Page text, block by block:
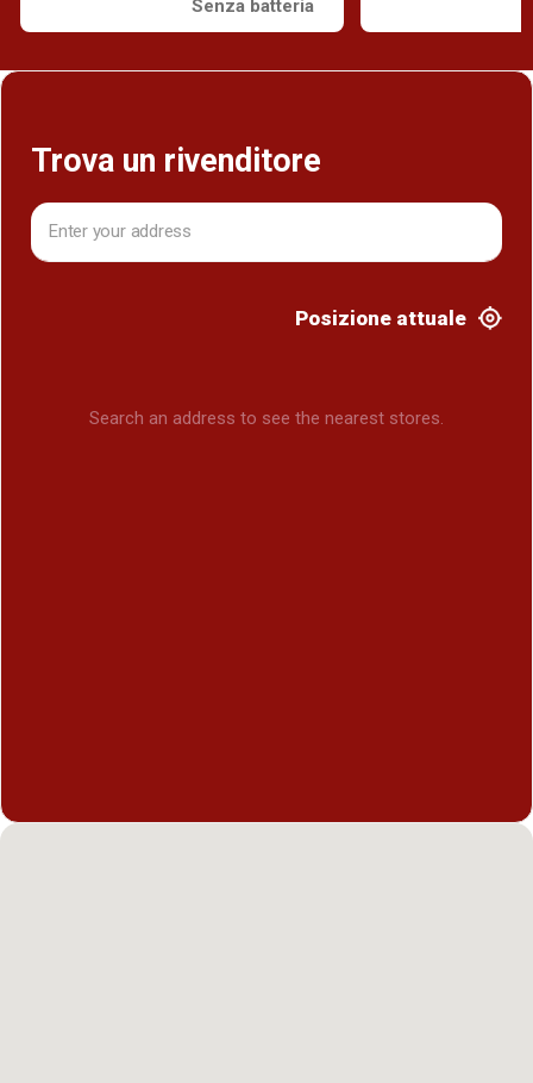
Senza batteria
Trova un rivenditore
Posizione attuale
Search an address to see the nearest stores.